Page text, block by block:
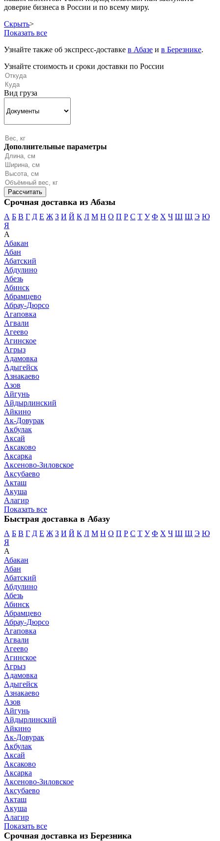
доверие бизнеса в России и по всему миру.
Скрыть>
Показать все
Узнайте также об экспресс-доставке в Абазе и в Березнике.
Узнайте стоимость и сроки доставки по России
Вид груза
Дополнительные параметры
Срочная доставка из Абазы
А Б В Г Д Е Ж З И Й К Л М Н О П Р С Т У Ф Х Ч Ш Щ Э Ю
Я
А
Абакан
Абан
Абатский
Абдулино
Абезь
Абинск
Абрамцево
Абрау-Дюрсо
Агаповка
Агвали
Агеево
Агинское
Агрыз
Адамовка
Адыгейск
Азнакаево
Азов
Айгунь
Айдырлинский
Айкино
Ак-Довурак
Акбулак
Аксай
Аксаково
Аксарка
Аксеново-Зиловское
Аксубаево
Акташ
Акуша
Алагир
Показать все
Быстрая доставка в Абазу
А Б В Г Д Е Ж З И Й К Л М Н О П Р С Т У Ф Х Ч Ш Щ Э Ю
Я
А
Абакан
Абан
Абатский
Абдулино
Абезь
Абинск
Абрамцево
Абрау-Дюрсо
Агаповка
Агвали
Агеево
Агинское
Агрыз
Адамовка
Адыгейск
Азнакаево
Азов
Айгунь
Айдырлинский
Айкино
Ак-Довурак
Акбулак
Аксай
Аксаково
Аксарка
Аксеново-Зиловское
Аксубаево
Акташ
Акуша
Алагир
Показать все
Срочная доставка из Березника